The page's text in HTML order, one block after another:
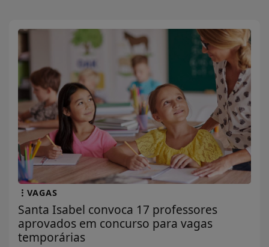
VAGAS
Santa Isabel convoca 17 professores
aprovados em concurso para vagas
temporárias